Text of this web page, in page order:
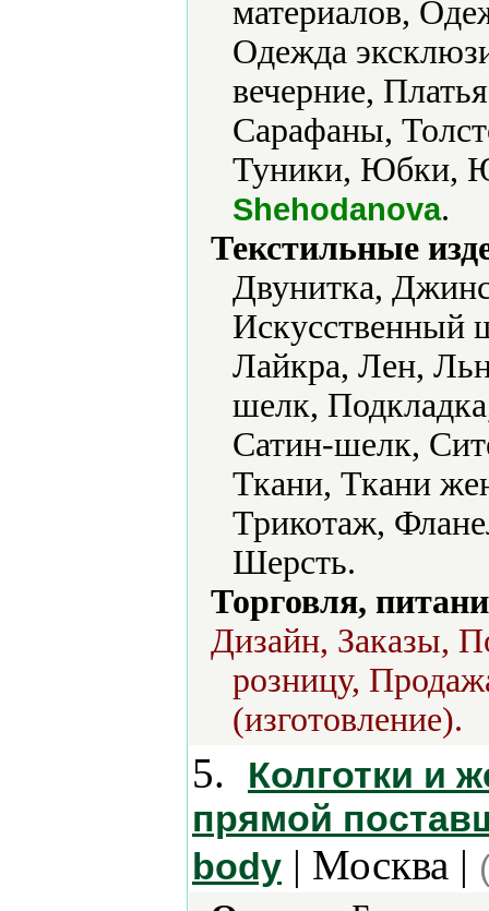
материалов,
Одежда
вечерние,
Сарафаны,
Туники, Юбки,
Shehodanova.
Текстильные
Двунитка,
Искусственный
Лайкра, Лен,
шелк,
Сатин-шелк,
Ткани, Ткани
Трикотаж,
Шерсть.
Торговля,
Дизайн, Заказы,
розницу,
(изготовление).
5.
Колготки и
прямой
body | Москва |